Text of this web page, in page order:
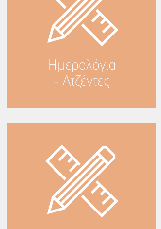
Ημερολόγια
- Ατζέντες